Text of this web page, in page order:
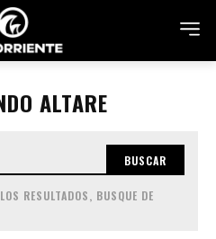
ALTARE
BUSCAR
RESULTADOS, BUSQUE DE